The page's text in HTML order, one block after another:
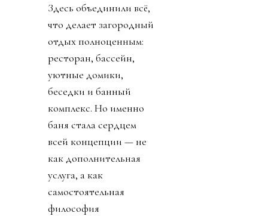
Здесь объединили всё,
что делает загородный
отдых полноценным:
ресторан, бассейн,
уютные домики,
беседки и банный
комплекс. Но именно
баня стала сердцем
всей концепции — не
как дополнительная
услуга, а как
самостоятельная
философия